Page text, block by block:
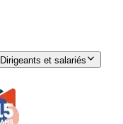
Dirigeants et salariés